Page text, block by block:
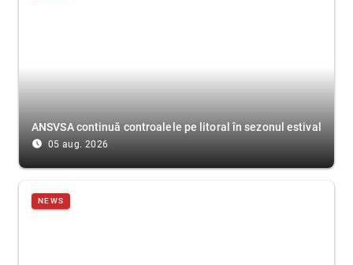
ANSVSA continuă controalele pe litoral în sezonul estival
access_time_filled 05 aug. 2026
NEWS